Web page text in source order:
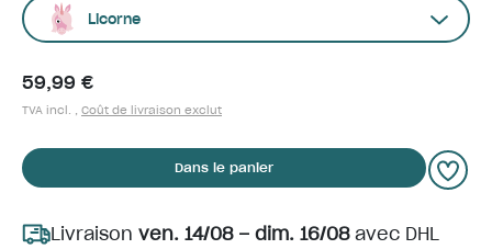
Licorne
59,99 €
TVA incl. , Coût de livraison exclut
Dans le panier
Livraison ven. 14/08 – dim. 16/08avec DHL